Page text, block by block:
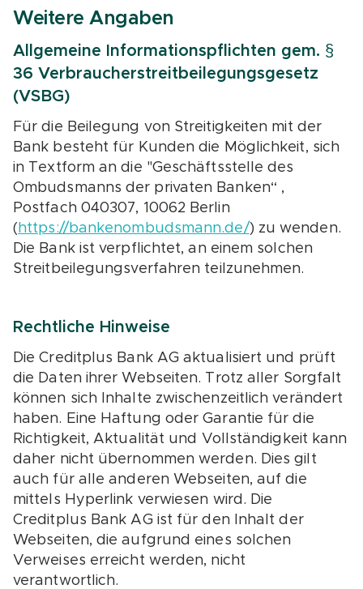
Weitere Angaben
Allgemeine Informationspflichten gem. §
36 Verbraucherstreitbeilegungsgesetz
(VSBG)
Für die Beilegung von Streitigkeiten mit der
Bank besteht für Kunden die Möglichkeit, sich
in Textform an die "Geschäftsstelle des
Ombudsmanns der privaten Banken“ ,
Postfach 040307, 10062 Berlin
( https://bankenombudsmann.de/) zu wenden.
Die Bank ist verpflichtet, an einem solchen
Streitbeilegungsverfahren teilzunehmen.
Rechtliche Hinweise
Die Creditplus Bank AG aktualisiert und prüft
die Daten ihrer Webseiten. Trotz aller Sorgfalt
können sich Inhalte zwischenzeitlich verändert
haben. Eine Haftung oder Garantie für die
Richtigkeit, Aktualität und Vollständigkeit kann
daher nicht übernommen werden. Dies gilt
auch für alle anderen Webseiten, auf die
mittels Hyperlink verwiesen wird. Die
Creditplus Bank AG ist für den Inhalt der
Webseiten, die aufgrund eines solchen
Verweises erreicht werden, nicht
verantwortlich.